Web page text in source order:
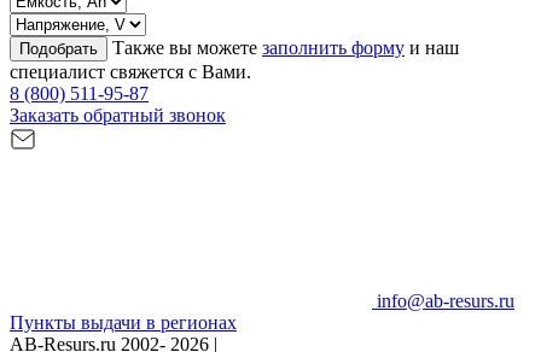
Подобрать Также вы можете заполнить форму и наш
специалист свяжется с Вами.
8 (800) 511-95-87
Заказать обратный звонок
info@ab-resurs.ru
Пункты выдачи в регионах
AB-Resurs.ru 2002- 2026 |